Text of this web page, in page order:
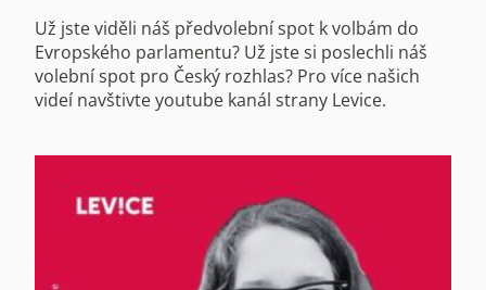
Už jste viděli náš předvolební spot k volbám do
Evropského parlamentu? Už jste si poslechli náš
volební spot pro Český rozhlas? Pro více našich
videí navštivte youtube kanál strany Levice.